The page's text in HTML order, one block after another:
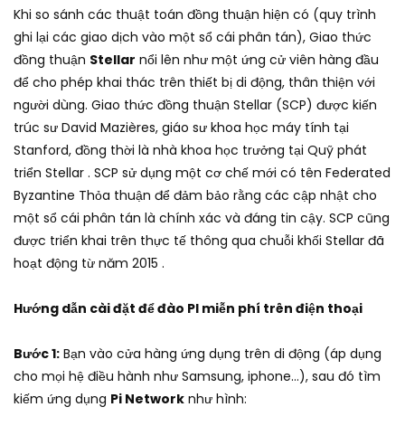
Khi so sánh các thuật toán đồng thuận hiện có (quy trình
ghi lại các giao dịch vào một sổ cái phân tán), Giao thức
đồng thuận Stellar nổi lên như một ứng cử viên hàng đầu
để cho phép khai thác trên thiết bị di động, thân thiện với
người dùng. Giao thức đồng thuận Stellar (SCP) được kiến ​​
trúc sư David Mazières, giáo sư khoa học máy tính tại
Stanford, đồng thời là nhà khoa học trưởng tại Quỹ phát
triển Stellar . SCP sử dụng một cơ chế mới có tên Federated
Byzantine Thỏa thuận để đảm bảo rằng các cập nhật cho
một sổ cái phân tán là chính xác và đáng tin cậy. SCP cũng
được triển khai trên thực tế thông qua chuỗi khối Stellar đã
hoạt động từ năm 2015 .
Hướng dẫn cài đặt để đào PI miễn phí trên điện thoại
Bước 1: Bạn vào cửa hàng ứng dụng trên di động (áp dụng
cho mọi hệ điều hành như Samsung, iphone…), sau đó tìm
kiếm ứng dụng Pi Network như hình: